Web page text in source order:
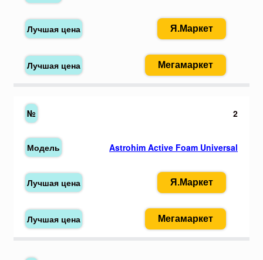
Я.Маркет
Мегамаркет
2
Astrohim Active Foam Universal
Я.Маркет
Мегамаркет